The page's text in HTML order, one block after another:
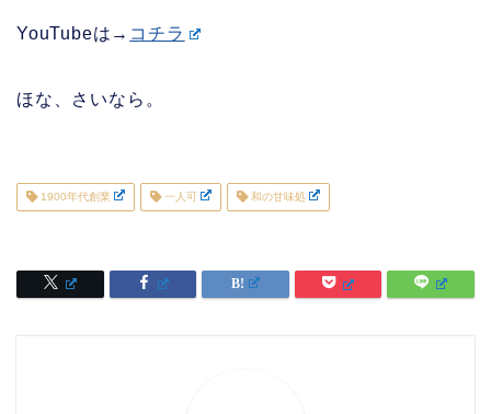
YouTubeは→ コチラ
ほな、さいなら。
1900年代創業 一人可 和の甘味処